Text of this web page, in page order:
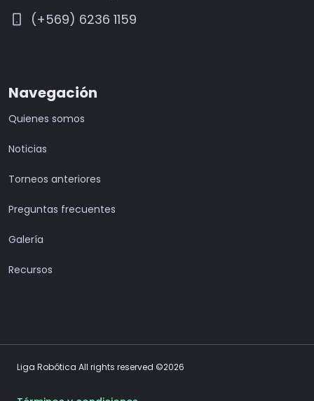
(+569) 6236 1159
Navegación
Quienes somos
Noticias
Torneos anteriores
Preguntas frecuentes
Galería
Recursos
Liga Robótica All rights reserved ©2026